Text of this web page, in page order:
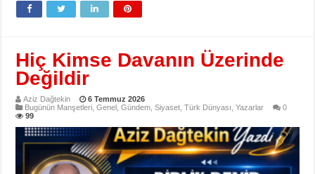
Hiç Kimse Davanın Üzerinde
Değildir
Aziz Dağtekin
6 Temmuz 2026
Bugünün Manşetleri ,Genel ,Gündem ,Siyaset ,Türk Dünyası ,Yazarlar
0
99